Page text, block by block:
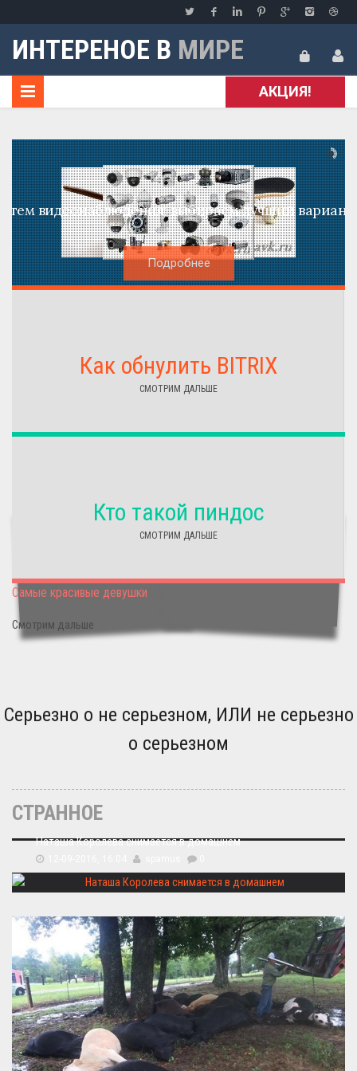
ИНТЕРЕНОЕ В МИРЕ
АКЦИЯ!
видеонаблюдения: выбираем лучший вариант
Подробнее
Как обнулить BITRIX
СМОТРИМ ДАЛЬШЕ
Кто такой пиндос
СМОТРИМ ДАЛЬШЕ
Самые красивые девушки
Смотрим дальше
Серьезно о не серьезном, ИЛИ не серьезно
о серьезном
СТРАННОЕ
Наташа Королева снимается в домашнем